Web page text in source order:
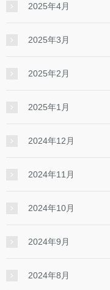
2025年4月
2025年3月
2025年2月
2025年1月
2024年12月
2024年11月
2024年10月
2024年9月
2024年8月